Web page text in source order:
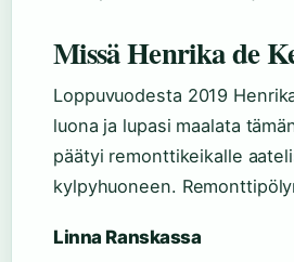
Missä Henrika de
Loppuvuodesta 2019
luona ja lupasi maalata
päätyi remonttikeikalle
kylpyhuoneen.
Linna Ranskassa